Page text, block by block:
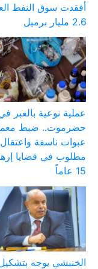
أفقدت سوق النفط
2.6 مليار برميل
عملية نوعية بالعبر
حضرموت.. ضبط
عبوات ناسفة واعتقال
مطلوب في قضايا
15 عاماً
الخنبشي يوجه